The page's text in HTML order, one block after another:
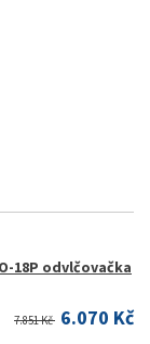
18P odvlčovačka
7.851 Kč 6.070 Kč